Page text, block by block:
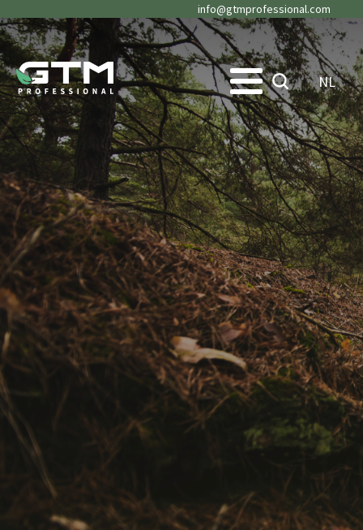
info@gtmprofessional.com
NL